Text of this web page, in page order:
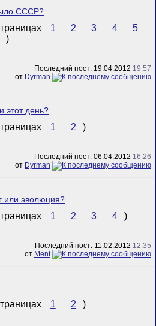
СССР?
1 2 3 4
5
)
Последний пост: 19.04.2012 19:57
от Dyrman
этот день?
1 2 )
Последний пост: 06.04.2012 16:26
от Dyrman
эволюция?
1 2 3 4 )
Последний пост: 11.02.2012 12:35
от Ment
1 2 )